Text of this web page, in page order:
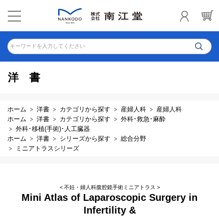
キーワードを入力してください
洋書
ホーム 洋書 カテゴリから探す 産婦人科
産婦人科
ホーム
洋書 カテゴリから探す
外科･救急･麻酔
外科･移植(手術)･人工臓器
ホーム
洋書 シリーズから探す
総合分野
ミニアトラスシリーズ
< 不妊・婦人科腹腔鏡手術ミニアトラス >
Mini Atlas of Laparoscopic Surgery in
Infertility &